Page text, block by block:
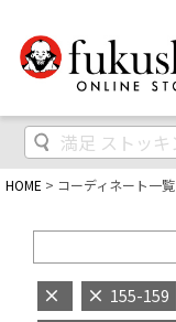
HOME コーディネート一覧
155-159